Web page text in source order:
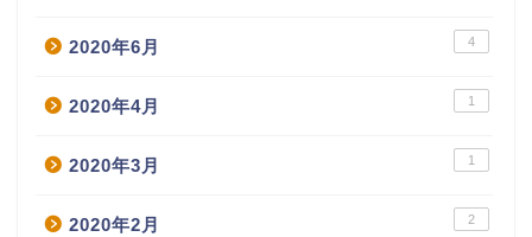
2020年6月 4
2020年4月 1
2020年3月 1
2020年2月 2